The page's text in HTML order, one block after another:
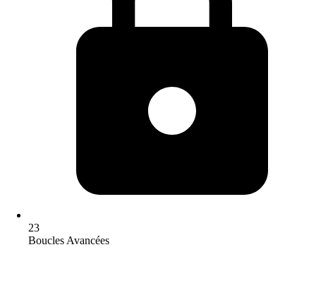
23
Boucles Avancées